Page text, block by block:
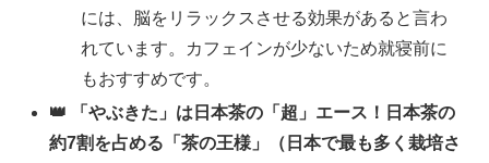
には、脳をリラックスさせる効果があると言わ
れています。カフェインが少ないため就寝前に
もおすすめです。
👑 「やぶきた」は日本茶の「超」エース！日本茶の
約7割を占める「茶の王様」（日本で最も多く栽培さ